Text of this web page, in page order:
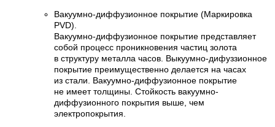
Вакуумно-диффузионное покрытие (Маркировка
PVD).
Вакуумно-диффузионное покрытие представляет
собой процесс проникновения частиц золота
в структуру металла часов. Выкуумно-дифуззионное
покрытие преимущественно делается на часах
из стали. Вакуумно-диффузионное покрытие
не имеет толщины. Стойкость вакуумно-
диффузионного покрытия выше, чем
электропокрытия.